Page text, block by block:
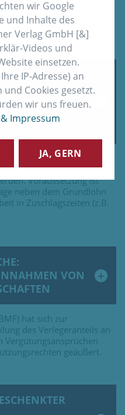
dass die entgeltliche
als eigenständige
UND
FÜR
und Nachtarbeit können
Höhe lohnsteuerfrei an
Voraussetzung ist
neben dem Grundlohn
in Zuschlagszeiten (z.B.
VON
hat sich zur
des Verlegeranteils an
Vergütungsansprüchen
geäußert.
wir Google
und Inhalte des
Verlag GmbH [&]
Videos und
einsetzen.
IP-Adresse) an
Cookies gesetzt.
wir uns freuen.
Impressum
JA, GERN